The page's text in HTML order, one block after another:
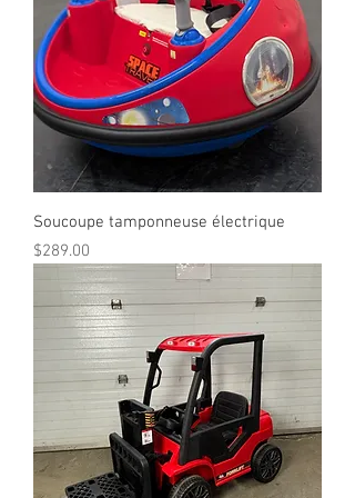
Soucoupe tamponneuse électrique
Prix
$289.00